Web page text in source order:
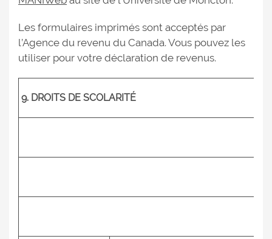
Les formulaires imprimés sont acceptés par
l’Agence du revenu du Canada. Vous pouvez les
utiliser pour votre déclaration de revenus.
9. DROITS DE SCOLARITÉ